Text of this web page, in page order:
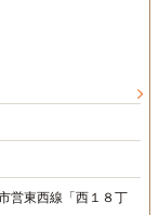
営東西線「西１８丁